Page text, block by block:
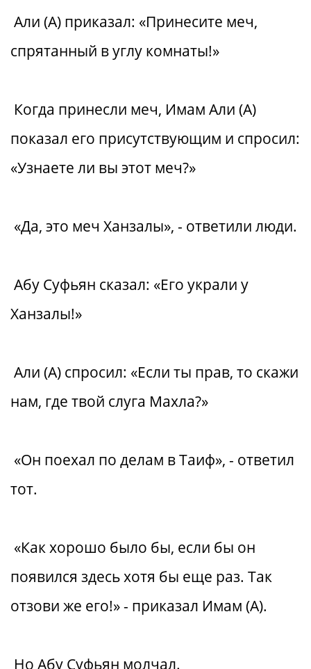
Али (А) приказал: «Принесите меч,
спрятанный в углу комнаты!»
Когда принесли меч, Имам Али (А)
показал его присутствующим и спросил:
«Узнаете ли вы этот меч?»
«Да, это меч Ханзалы», - ответили люди.
Абу Суфьян сказал: «Его украли у
Ханзалы!»
Али (А) спросил: «Если ты прав, то скажи
нам, где твой слуга Махла?»
«Он поехал по делам в Таиф», - ответил
тот.
«Как хорошо было бы, если бы он
появился здесь хотя бы еще раз. Так
отзови же его!» - приказал Имам (А).
Но Абу Суфьян молчал.